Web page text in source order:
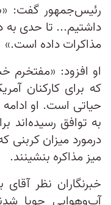
رئیس‌جمهور گفت:
داشتیم... تا حدی به
مذاکرات داده است.»
او افزود: «مفتخرم
که برای کارکنان
حیاتی است. او ادامه
به توافق رسیده‌اند
درمورد میزان
میز مذاکره بنشینند.
خبرنگاران نظر آقای